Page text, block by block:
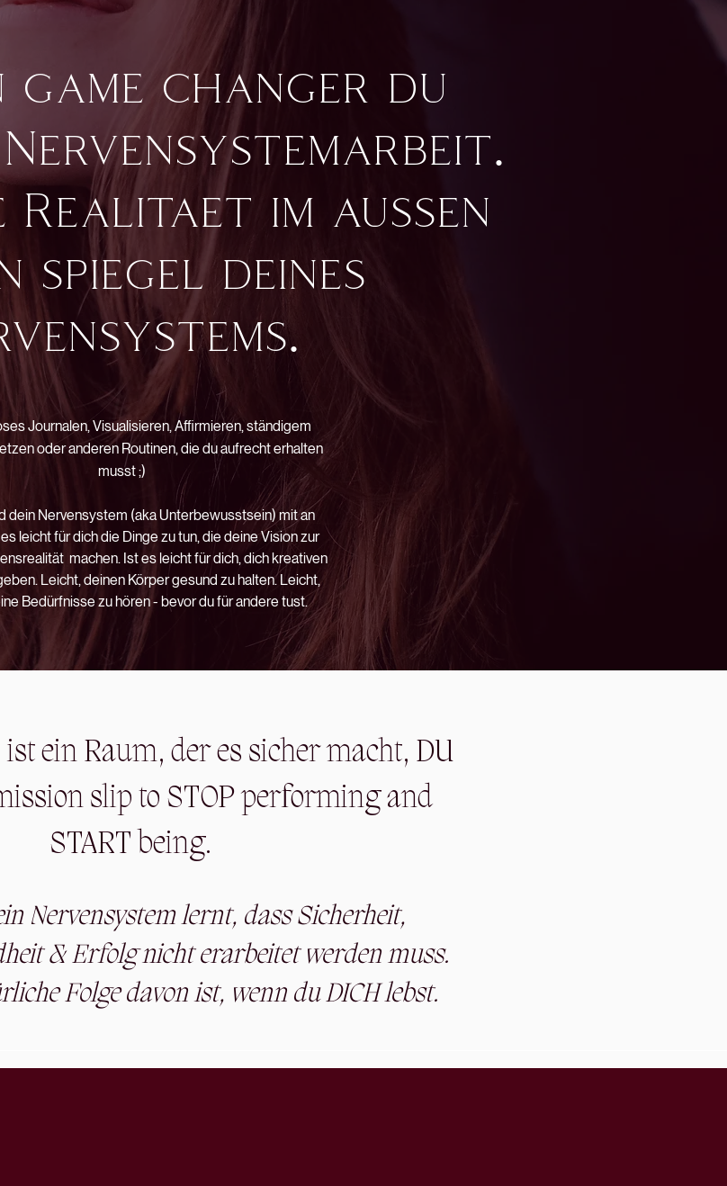
changer du
Realitaet im ausßen
spiegel deines
.
Journalen, Visualisieren, Affirmieren, ständigem
oder anderen Routinen, die du aufrecht erhalten
musst ;)
dein Nervensystem (aka Unterbewusstsein) mit an
leicht für dich die Dinge zu tun, die deine Vision zur
machen. Ist es leicht für dich, dich kreativen
Leicht,deinenKörper gesund zu halten. Leicht,
Bedürfnisse zu hören - bevor du für andere tust.
ist ein Raum, der es sicher macht, DU
slip to STOP performing and
START being.
Nervensystem lernt, dass Sicherheit,
& Erfolg nicht erarbeitet werden muss.
Folge davon ist, wenn du DICH lebst.